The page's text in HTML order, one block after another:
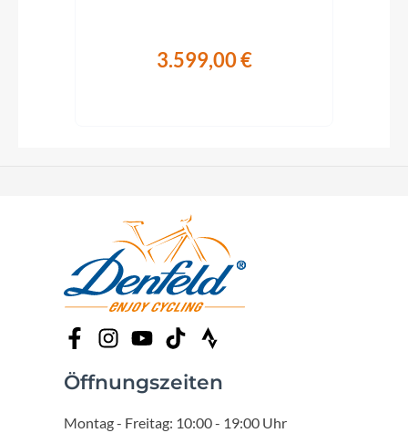
3.599,00 €
Öffnungszeiten
Montag - Freitag: 10:00 - 19:00 Uhr